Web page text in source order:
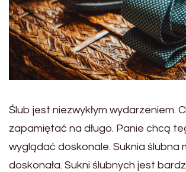
Ślub jest niezwykłym wydarzeniem.
zapamiętać na długo. Panie chcą
wyglądać doskonale. Suknia ślubna
doskonała. Sukni ślubnych jest